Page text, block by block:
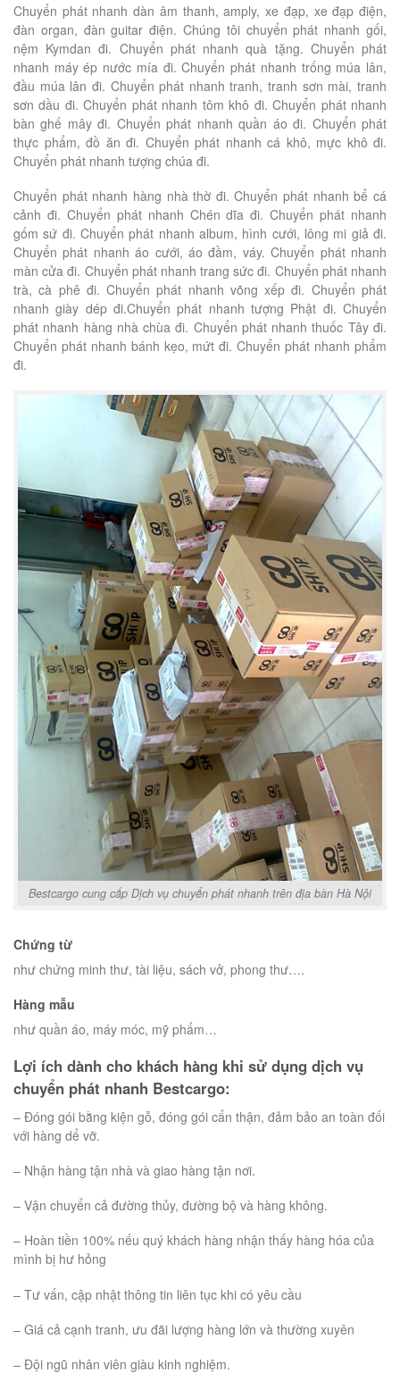
Chuyển phát nhanh dàn âm thanh, amply, xe đạp, xe đạp điện,
đàn organ, đàn guitar điện. Chúng tôi chuyển phát nhanh gối,
nệm Kymdan đi. Chuyển phát nhanh quà tặng. Chuyển phát
nhanh máy ép nước mía đi. Chuyển phát nhanh trống múa lân,
đầu múa lân đi. Chuyển phát nhanh tranh, tranh sơn mài, tranh
sơn dầu đi. Chuyển phát nhanh tôm khô đi. Chuyển phát nhanh
bàn ghế mây đi. Chuyển phát nhanh quần áo đi. Chuyển phát
thực phẩm, đồ ăn đi. Chuyển phát nhanh cá khô, mực khô đi.
Chuyển phát nhanh tượng chúa đi.
Chuyển phát nhanh hàng nhà thờ đi. Chuyển phát nhanh bể cá
cảnh đi. Chuyển phát nhanh Chén dĩa đi. Chuyển phát nhanh
gốm sứ đi. Chuyển phát nhanh album, hình cưới, lông mi giả đi.
Chuyển phát nhanh áo cưới, áo đầm, váy. Chuyển phát nhanh
màn cửa đi. Chuyển phát nhanh trang sức đi. Chuyển phát nhanh
trà, cà phê đi. Chuyển phát nhanh võng xếp đi. Chuyển phát
nhanh giày dép đi.Chuyển phát nhanh tượng Phật đi. Chuyển
phát nhanh hàng nhà chùa đi. Chuyển phát nhanh thuốc Tây đi.
Chuyển phát nhanh bánh kẹo, mứt đi. Chuyển phát nhanh phẩm
đi.
Bestcargo cung cấp Dịch vụ chuyển phát nhanh trên địa bàn Hà Nội
Chứng từ
như chứng minh thư, tài liệu, sách vở, phong thư….
Hàng mẫu
như quần áo, máy móc, mỹ phẩm…
Lợi ích dành cho khách hàng khi sử dụng dịch vụ
chuyển phát nhanh Bestcargo:
– Đóng gói bằng kiện gỗ, đóng gói cẩn thận, đảm bảo an toàn đối
với hàng dể vỡ.
– Nhận hàng tận nhà và giao hàng tận nơi.
– Vận chuyển cả đường thủy, đường bộ và hàng không.
– Hoàn tiền 100% nếu quý khách hàng nhận thấy hàng hóa của
mình bị hư hỏng
– Tư vấn, cập nhật thông tin liên tục khi có yêu cầu
– Giá cả cạnh tranh, ưu đãi lượng hàng lớn và thường xuyên
– Đội ngũ nhân viên giàu kinh nghiệm.